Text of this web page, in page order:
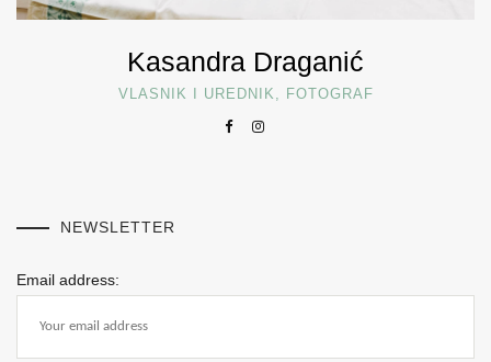
Kasandra Draganić
VLASNIK I UREDNIK, FOTOGRAF
NEWSLETTER
Email address: